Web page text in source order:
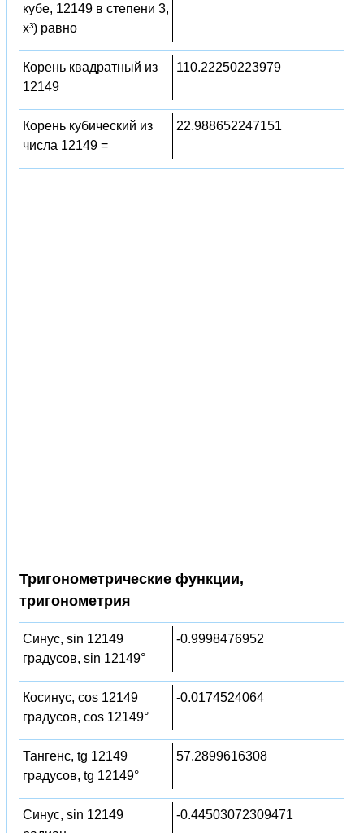
кубе, 12149 в степени 3,
x³) равно
Корень квадратный из
12149
110.22250223979
Корень кубический из
числа 12149 =
22.988652247151
Тригонометрические функции,
тригонометрия
Синус, sin 12149
градусов, sin 12149°
-0.9998476952
Косинус, cos 12149
градусов, cos 12149°
-0.0174524064
Тангенс, tg 12149
градусов, tg 12149°
57.2899616308
Синус, sin 12149
-0.44503072309471